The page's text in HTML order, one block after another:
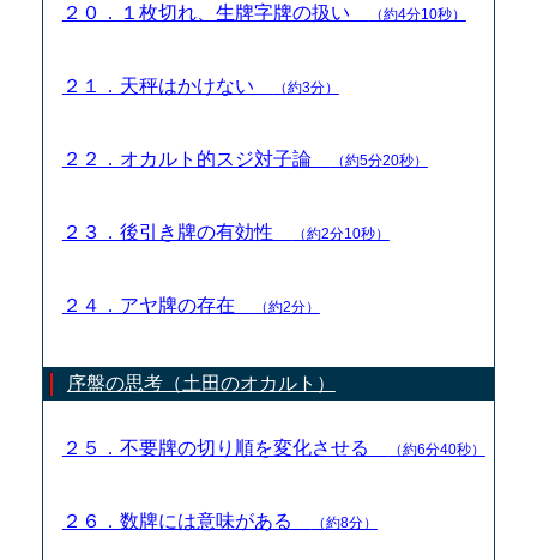
２０．１枚切れ、生牌字牌の扱い （約4分10秒）
２１．天秤はかけない （約3分）
２２．オカルト的スジ対子論 （約5分20秒）
２３．後引き牌の有効性 （約2分10秒）
２４．アヤ牌の存在 （約2分）
序盤の思考（土田のオカルト）
２５．不要牌の切り順を変化させる （約6分40秒）
２６．数牌には意味がある （約8分）